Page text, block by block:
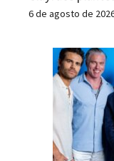
6 de agosto de